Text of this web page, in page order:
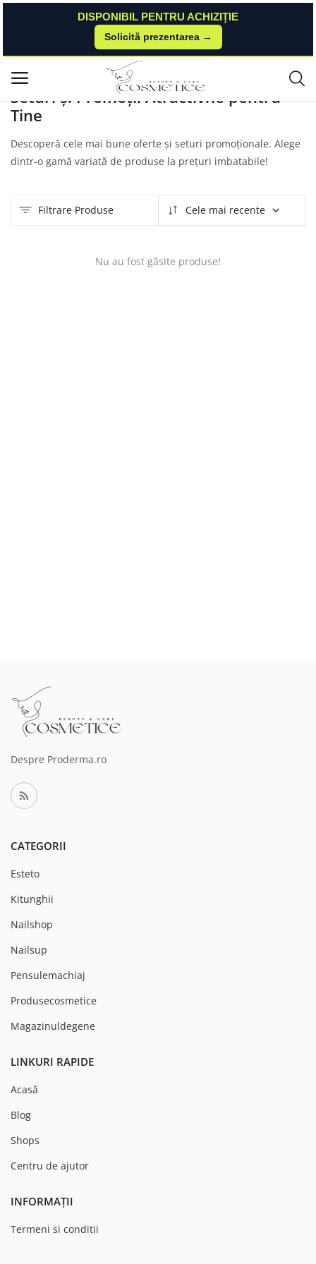
DISPONIBIL PENTRU ACHIZIȚIE
Solicită prezentarea →
Meniu principal
Categorii
Acasă
Fsm-romania
Seturi și Promoții Atractivne pentru
Tine
Descoperă cele mai bune oferte și seturi promoționale. Alege
dintr-o gamă variată de produse la prețuri imbatabile!
Filtrare Produse Cele mai recente
Nu au fost găsite produse!
Despre Proderma.ro
CATEGORII
Esteto
Kitunghii
Nailshop
Nailsup
Pensulemachiaj
Produsecosmetice
Magazinuldegene
LINKURI RAPIDE
Acasă
Blog
Shops
Centru de ajutor
INFORMAȚII
Termeni si conditii